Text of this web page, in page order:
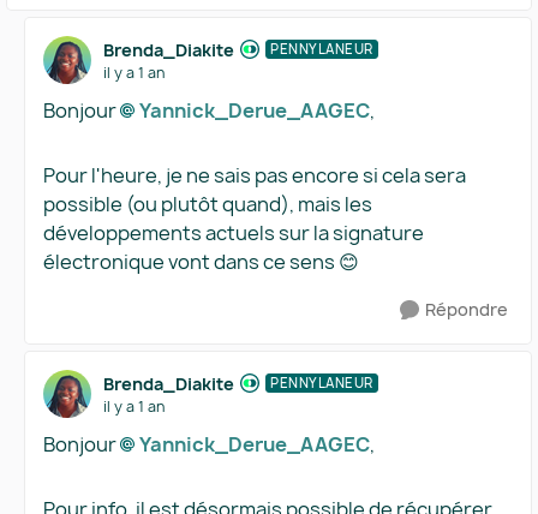
Brenda_Diakite PENNYLANEUR
il y a 1 an
Bonjour Yannick_Derue_AAGEC​,
Pour l'heure, je ne sais pas encore si cela sera
possible (ou plutôt quand), mais les
développements actuels sur la signature
électronique vont dans ce sens 😊
Répondre
Brenda_Diakite PENNYLANEUR
il y a 1 an
Bonjour Yannick_Derue_AAGEC​,